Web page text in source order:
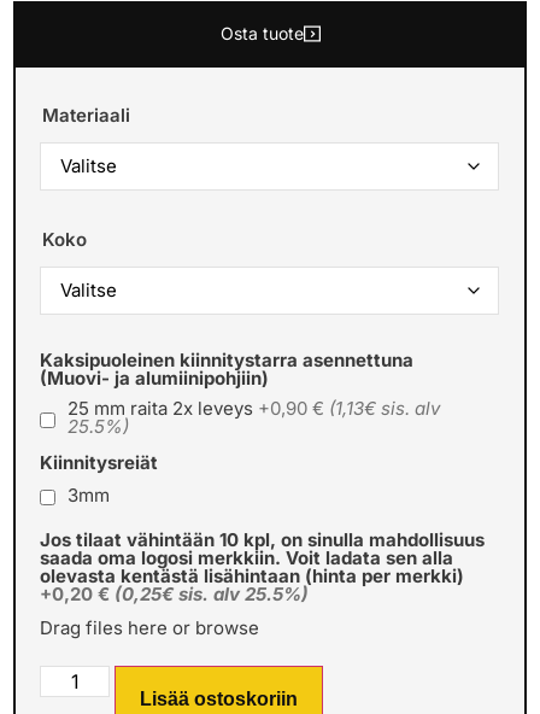
Osta tuote
Materiaali
Koko
Kaksipuoleinen kiinnitystarra asennettuna
(Muovi- ja alumiinipohjiin)
25 mm raita 2x leveys +0,90 € (1,13€ sis. alv
25.5%)
Kiinnitysreiät
3mm
Jos tilaat vähintään 10 kpl, on sinulla mahdollisuus
saada oma logosi merkkiin. Voit ladata sen alla
olevasta kentästä lisähintaan (hinta per merkki)
+0,20 € (0,25€ sis. alv 25.5%)
Drag files here or browse
Lisää ostoskoriin